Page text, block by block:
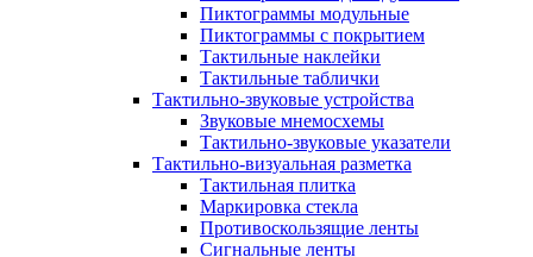
Пиктограммы модульные
Пиктограммы с покрытием
Тактильные наклейки
Тактильные таблички
Тактильно-звуковые устройства
Звуковые мнемосхемы
Тактильно-звуковые указатели
Тактильно-визуальная разметка
Тактильная плитка
Маркировка стекла
Противоскользящие ленты
Сигнальные ленты